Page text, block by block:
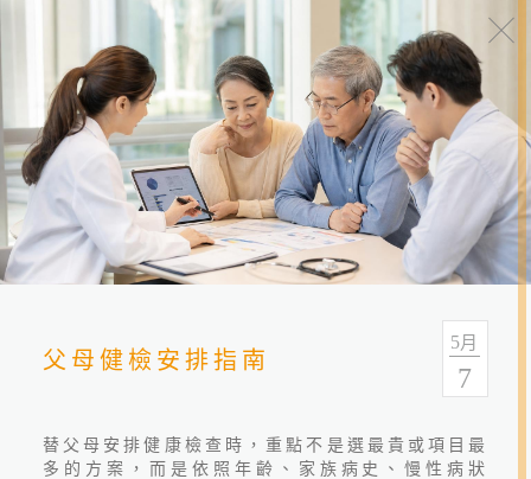
健康報報
分類 全部 健康情報 友善連結
父母健檢安排指南
5月
7
替父母安排健康檢查時，重點不是選最貴或項目最
多的方案，而是依照年齡、家族病史、慢性病狀